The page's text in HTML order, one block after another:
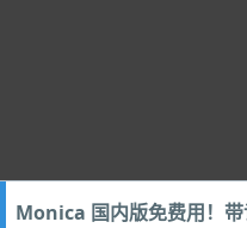
Monica 国内版免费用！